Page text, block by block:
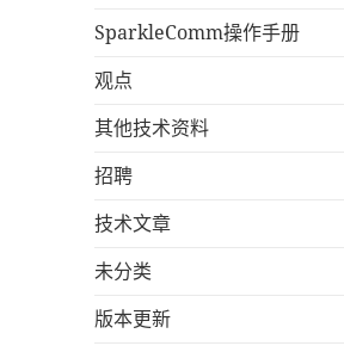
SparkleComm操作手册
观点
其他技术资料
招聘
技术文章
未分类
版本更新